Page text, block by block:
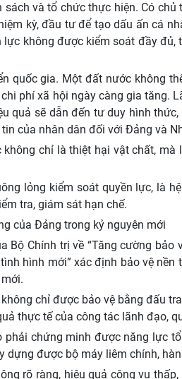
và tổ chức thực hiện. Có
kỳ, đầu tư để tạo dấu ấn cá
không được kiểm soát đầy
quốc gia. Một đất nước không
phí xã hội ngày càng gia tăng.
quả sẽ dẫn đến tư duy hình
của nhân dân đối với Đảng và
chỉ là thiệt hại vật chất,
lỏng kiểm soát quyền lực, là
tra, giám sát hạn chế.
của Đảng trong kỷ nguyên mới
Bộ Chính trị về “Tăng cường
hình mới” xác định bảo vệ
chỉ được bảo vệ bằng đấu
thực tế của công tác lãnh đạo,
chứng minh được năng lực
được bộ máy liêm chính,
rõ ràng, hiệu quả công vụ